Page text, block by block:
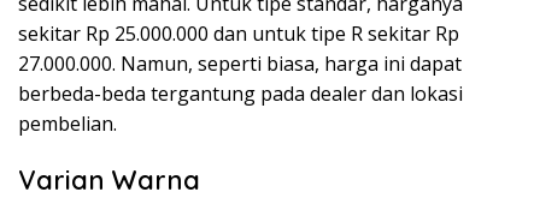
sekitar Rp 25.000.000 dan untuk tipe R sekitar Rp
27.000.000. Namun, seperti biasa, harga ini dapat
berbeda-beda tergantung pada dealer dan lokasi
pembelian.
Varian Warna